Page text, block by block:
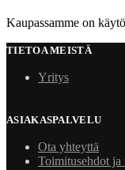
Kaupassamme on
TIETOA MEISTÄ
Yritys
ASIAKASPALVELU
Ota yhteyttä
Toimitusehdot ja